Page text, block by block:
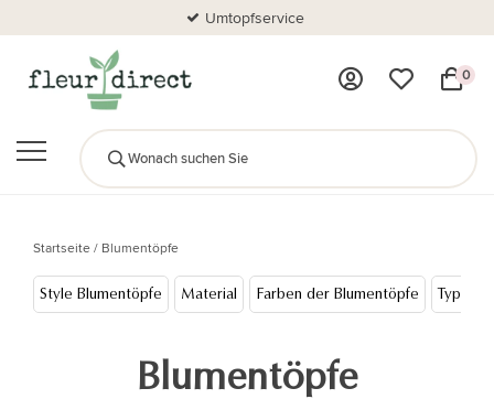
Umtopfservice
0
Startseite/ Blumentöpfe
Style Blumentöpfe Material Farben der Blumentöpfe Typ
Blumentöpfe